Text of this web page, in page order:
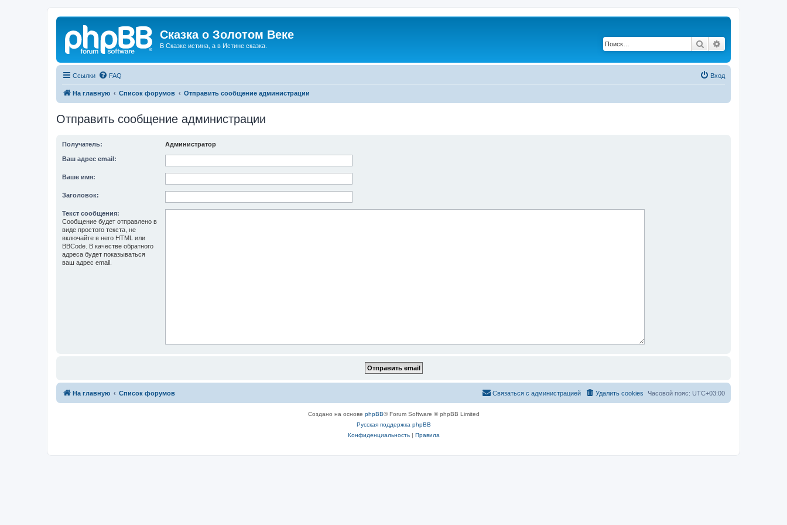
Сказка о Золотом Веке
В Сказке истина, а в Истине сказка. Поиск
Ссылки FAQ Вход
На главную Список форумов Отправить сообщение администрации
Отправить сообщение администрации
Получатель: Администратор
Ваш адрес email:
Ваше имя:
Заголовок:
Текст сообщения:
Сообщение будет отправлено в
виде простого текста, не
включайте в него HTML или
BBCode. В качестве обратного
адреса будет показываться
ваш адрес email.
На главную Список форумов Часовой пояс: UTC+03:00
Удалить cookies
Связаться с администрацией
Создано на основе phpBB® Forum Software © phpBB Limited
Русская поддержка phpBB
Конфиденциальность| Правила